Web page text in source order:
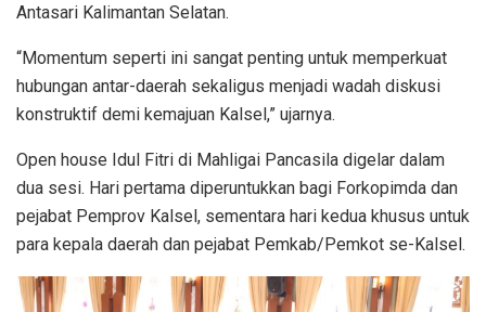
Antasari Kalimantan Selatan.
“Momentum seperti ini sangat penting untuk memperkuat
hubungan antar-daerah sekaligus menjadi wadah diskusi
konstruktif demi kemajuan Kalsel,” ujarnya.
Open house Idul Fitri di Mahligai Pancasila digelar dalam
dua sesi. Hari pertama diperuntukkan bagi Forkopimda dan
pejabat Pemprov Kalsel, sementara hari kedua khusus untuk
para kepala daerah dan pejabat Pemkab/Pemkot se-Kalsel.